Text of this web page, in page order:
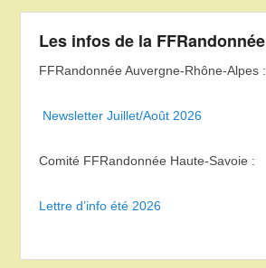
Les infos de la FFRandonnée
FFRandonnée Auvergne-Rhône-Alpes :
Newsletter Juillet/Août 2026
Comité FFRandonnée Haute-Savoie :
Lettre d’info été 2026